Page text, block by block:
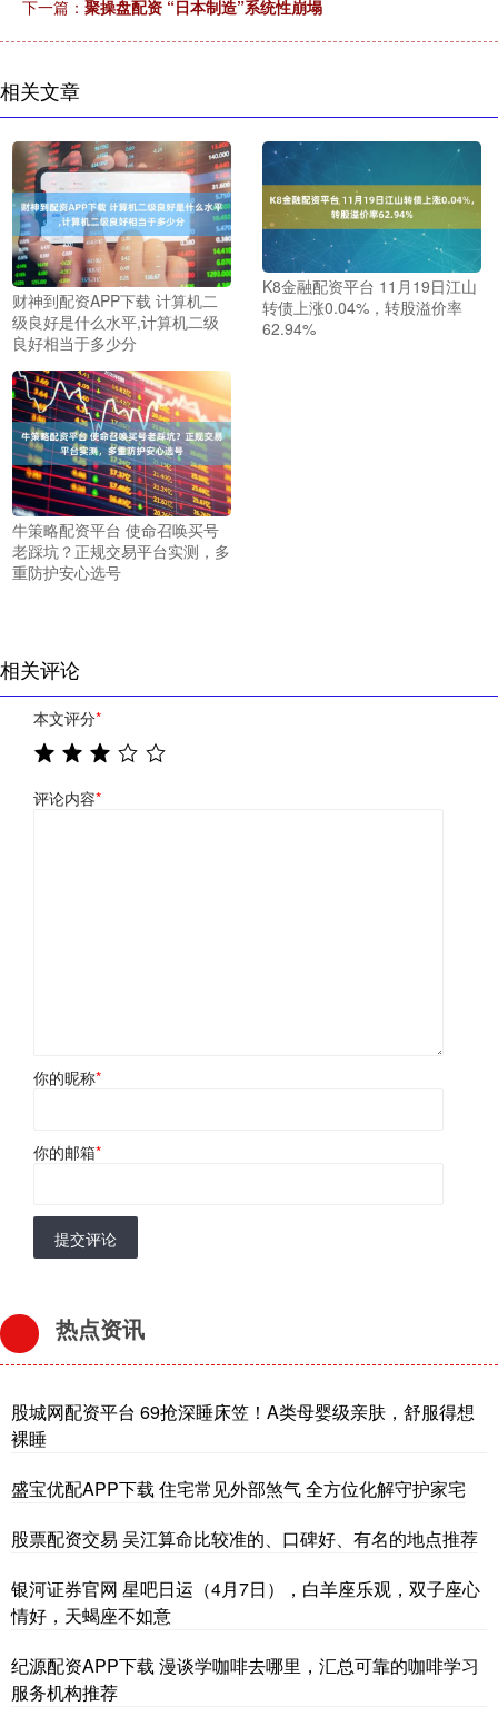
下一篇： 聚操盘配资 “日本制造”系统性崩塌
相关文章
财神到配资APP下载 计算机二
级良好是什么水平,计算机二级
良好相当于多少分
K8金融配资平台 11月19日江山
转债上涨0.04%，转股溢价率
62.94%
牛策略配资平台 使命召唤买号
老踩坑？正规交易平台实测，多
重防护安心选号
相关评论
本文评分*
评论内容*
你的昵称*
你的邮箱*
提交评论
热点资讯
股城网配资平台 69抢深睡床笠！A类母婴级亲肤，舒服得想
裸睡
盛宝优配APP下载 住宅常见外部煞气 全方位化解守护家宅
股票配资交易 吴江算命比较准的、口碑好、有名的地点推荐
银河证券官网 星吧日运（4月7日），白羊座乐观，双子座心
情好，天蝎座不如意
纪源配资APP下载 漫谈学咖啡去哪里，汇总可靠的咖啡学习
服务机构推荐